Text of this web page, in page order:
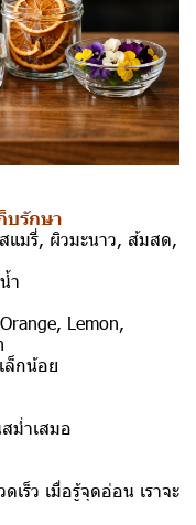
บรักษา
แมรี่, ผิวมะนาว, ส้มสด,
ำ
Orange, Lemon,
ล็กน้อย
ม่ำเสมอ
ร็ว เมื่อรู้จุดอ่อน เราจะ